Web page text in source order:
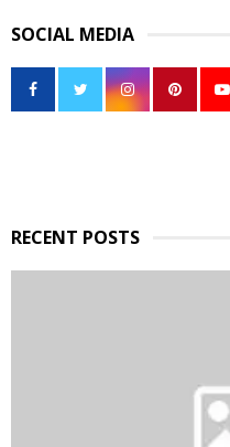
c
h
o
SOCIAL MEDIA
RECENT POSTS